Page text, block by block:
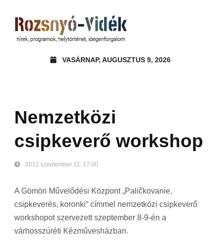
VASÁRNAP, AUGUSZTUS 9, 2026
Nemzetközi
csipkeverő workshop
2012 szeptember 11. 17:00
A Gömöri Művelődési Központ „Paličkovanie,
csipkeverés, koronki“ címmel nemzetközi csipkeverő
workshopot szervezett szeptember 8-9-én a
várhosszúréti Kézművesházban.